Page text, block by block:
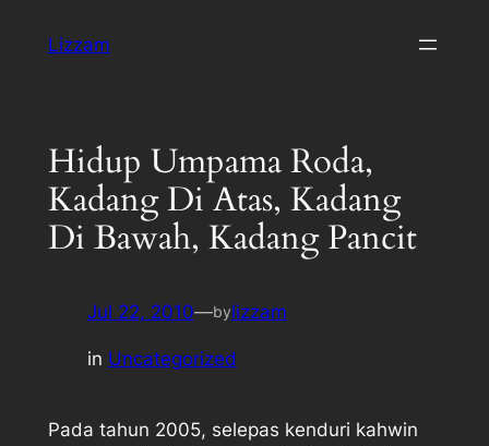
Lizzam
Hidup Umpama Roda,
Kadang Di Atas, Kadang
Di Bawah, Kadang Pancit
Jul 22, 2010—bylizzam
in Uncategorized
Pada tahun 2005, selepas kenduri kahwin